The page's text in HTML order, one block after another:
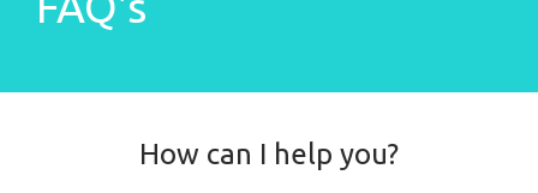
How can I help you?